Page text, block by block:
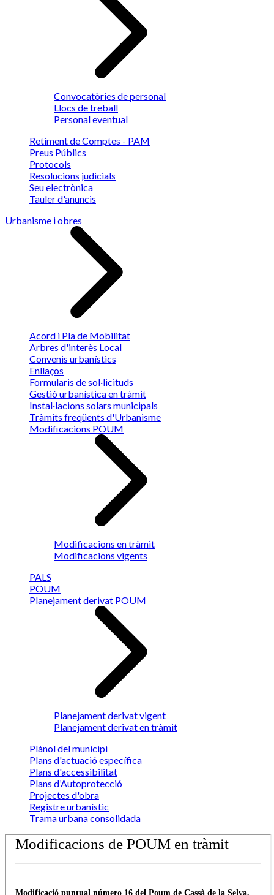
Convocatòries de personal
Llocs de treball
Personal eventual
Retiment de Comptes - PAM
Preus Públics
Protocols
Resolucions judicials
Seu electrònica
Tauler d'anuncis
Urbanisme i obres
Acord i Pla de Mobilitat
Arbres d'interès Local
Convenis urbanístics
Enllaços
Formularis de sol·licituds
Gestió urbanística en tràmit
Instal·lacions solars municipals
Tràmits freqüents d'Urbanisme
Modificacions POUM
Modificacions en tràmit
Modificacions vigents
PALS
POUM
Planejament derivat POUM
Planejament derivat vigent
Planejament derivat en tràmit
Plànol del municipi
Plans d'actuació específica
Plans d'accessibilitat
Plans d’Autoprotecció
Projectes d'obra
Registre urbanístic
Trama urbana consolidada